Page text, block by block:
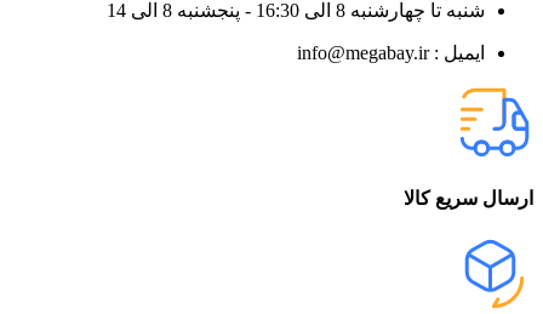
شنبه تا چهارشنبه 8 الی 16:30 - پنجشنبه 8 الی 14
ایمیل : info@megabay.ir
ارسال سریع کالا